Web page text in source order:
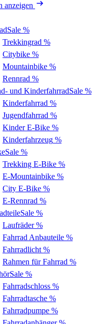
anzeigen
Sale %
Trekkingrad %
Citybike %
Mountainbike %
Rennrad %
und KinderfahrradSale %
Kinderfahrrad %
Jugendfahrrad %
Kinder E-Bike %
Kinderfahrzeug %
Sale %
Trekking E-Bike %
E-Mountainbike %
City E-Bike %
E-Rennrad %
Sale %
Laufräder%
Fahrrad Anbauteile %
Fahrradlicht %
Rahmen für Fahrrad %
Sale %
Fahrradschloss %
Fahrradtasche %
Fahrradpumpe %